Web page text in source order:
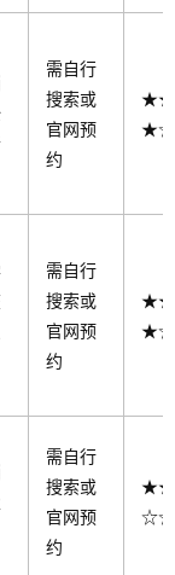
需自行
搜索或
官网预
约
★☆
需自行
搜索或
官网预
约
★☆
需自行
搜索或
官网预
约
☆☆